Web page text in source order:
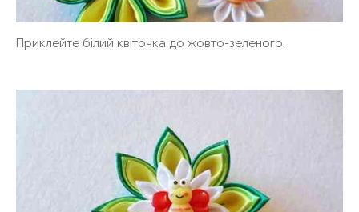
Приклейте білий квіточка до жовто-зеленого.